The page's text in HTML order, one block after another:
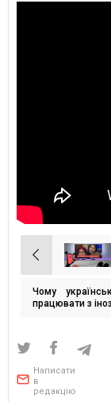
Навігація
записів
Чому
працювати з
Написати
в
редакцію